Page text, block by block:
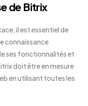
de Bitrix
il est essentiel de
connaissance
ses fonctionnalités et
doit être en mesure
en utilisant toutes les